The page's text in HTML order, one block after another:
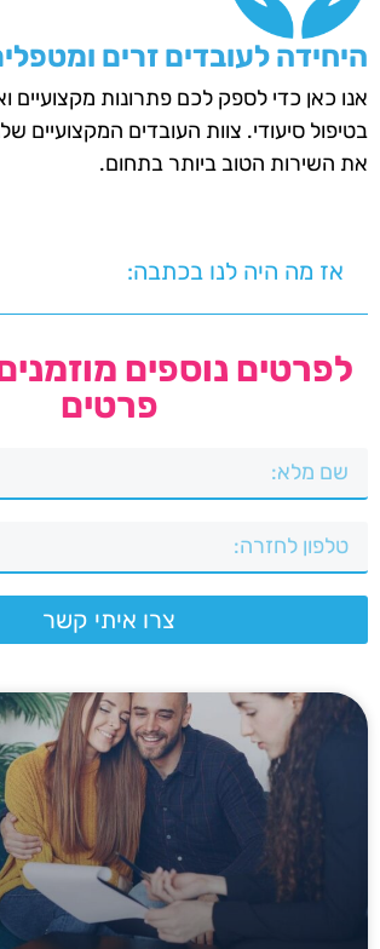
היחידה לעובדים זרים
אנו כאן כדי לספק לכם פתרונות מקצועיים
בטיפול סיעודי. צוות העובדים המקצועיים
את השירות הטוב ביותר בתחום.
אז מה היה לנו בכתבה:
לפרטים נוספים
פרטים
צרו איתי קשר